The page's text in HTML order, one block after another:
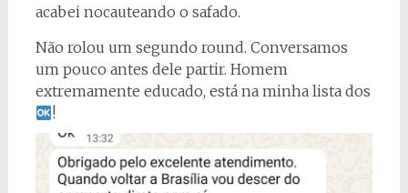
acabei nocauteando o safado.
Não rolou um segundo round. Conversamos
um pouco antes dele partir. Homem
extremamente educado, está na minha lista dos
!